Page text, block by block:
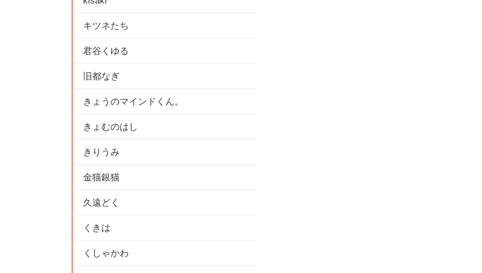
キツネたち
君谷くゆる
旧都なぎ
きょうのマインドくん。
きょむのはし
きりうみ
金猫銀猫
久遠どく
くきは
くしゃかわ